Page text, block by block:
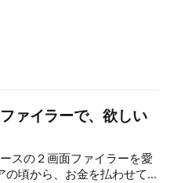
ァイラーで、欲しい
スの２画面ファイラーを愛
の頃から、お金を払わせて